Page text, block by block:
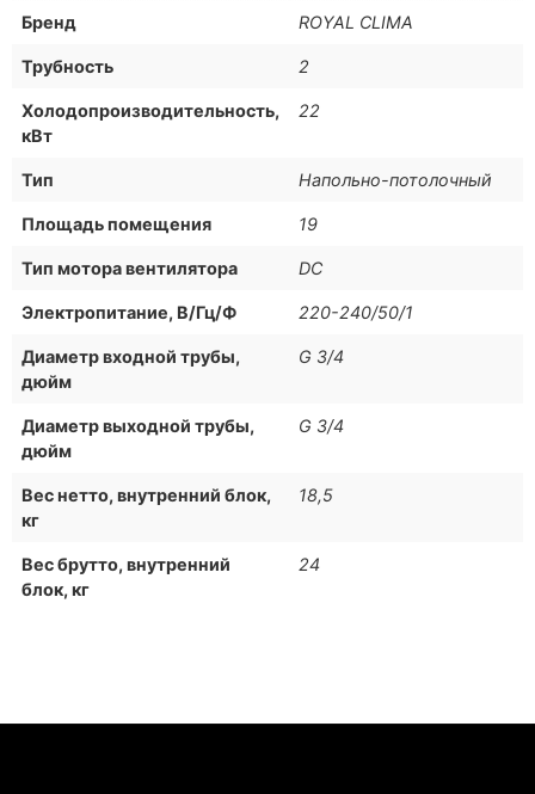
Бренд ROYAL CLIMA
Трубность 2
Холодопроизводительность,
кВт
22
Тип Напольно-потолочный
Площадь помещения 19
Тип мотора вентилятора DC
Электропитание, В/Гц/Ф 220-240/50/1
Диаметр входной трубы,
дюйм
G 3/4
Диаметр выходной трубы,
дюйм
G 3/4
Вес нетто, внутренний блок,
кг
18,5
Вес брутто, внутренний
блок, кг
24